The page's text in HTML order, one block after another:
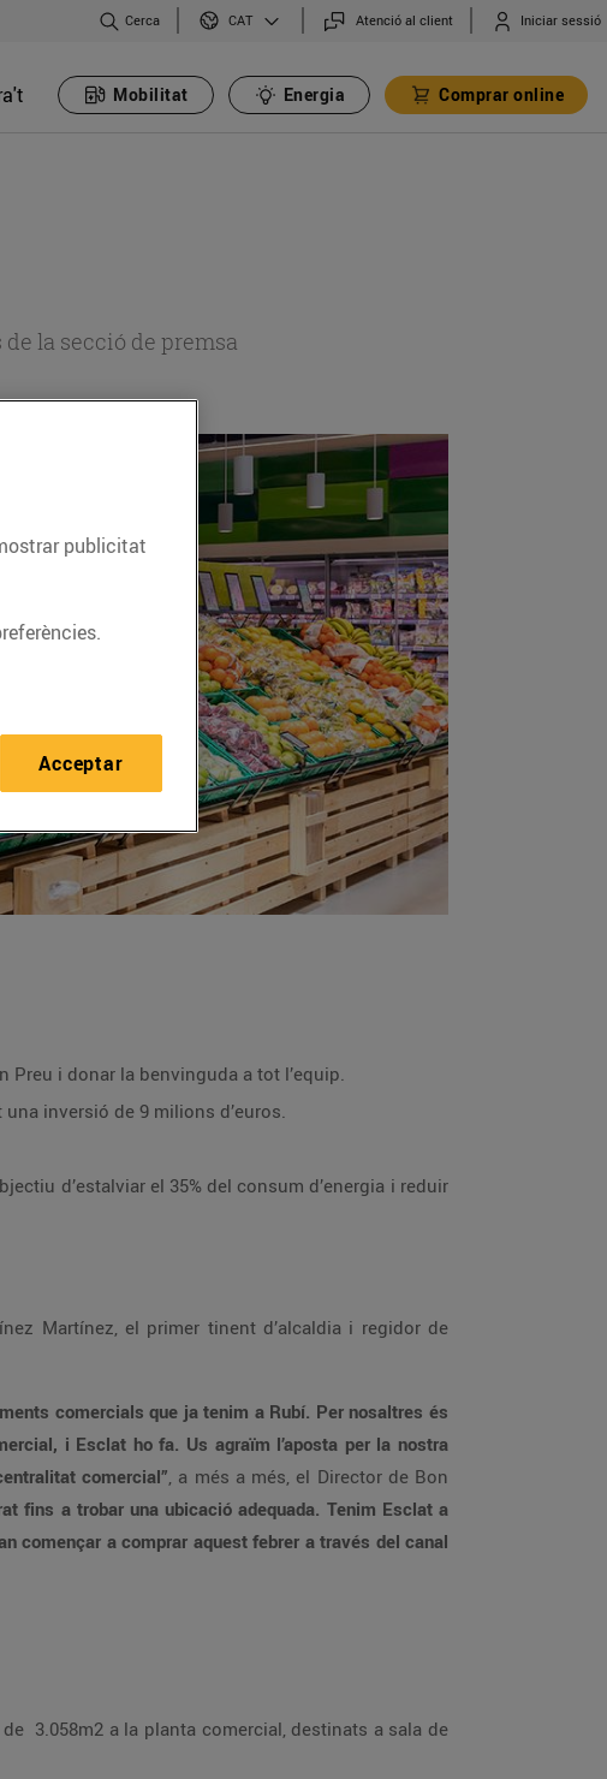
Cerca CAT Atenció al client Iniciar sessió
Mobilitat Energia Comprar online
la secció de premsa
de més a prop la filosofia de Bon Preu i donar la benvinguda a tot l’equip.
d’aparcament i ha suposat una inversió de 9 milions d’euros.
us donem la benvinguda a la carretera de Molins de Rei, un punt que està esdevenint una nova centralitat comercial”, a més a més, el Director de Bon
publicitat
Acceptar